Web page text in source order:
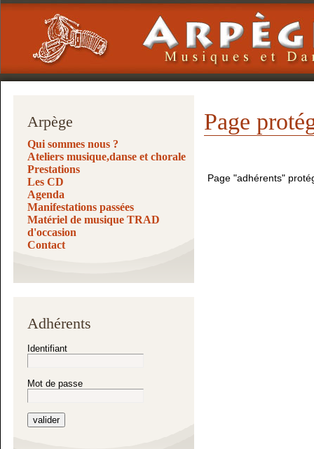
Arpège
Qui sommes nous ?
Ateliers musique,danse et chorale
Prestations
Les CD
Agenda
Manifestations passées
Matériel de musique TRAD
d'occasion
Contact
Adhérents
Identifiant
Mot de passe
Page
Page "adhérents"